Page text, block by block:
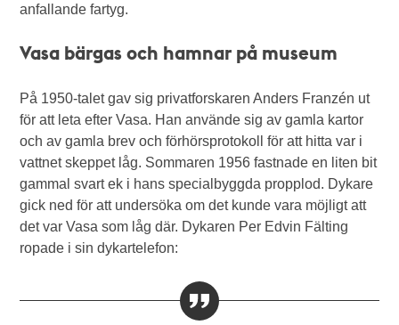
anfallande fartyg.
Vasa bärgas och hamnar på museum
På 1950-talet gav sig privatforskaren Anders Franzén ut
för att leta efter Vasa. Han använde sig av gamla kartor
och av gamla brev och förhörsprotokoll för att hitta var i
vattnet skeppet låg. Sommaren 1956 fastnade en liten bit
gammal svart ek i hans specialbyggda propplod. Dykare
gick ned för att undersöka om det kunde vara möjligt att
det var Vasa som låg där. Dykaren Per Edvin Fälting
ropade i sin dykartelefon: